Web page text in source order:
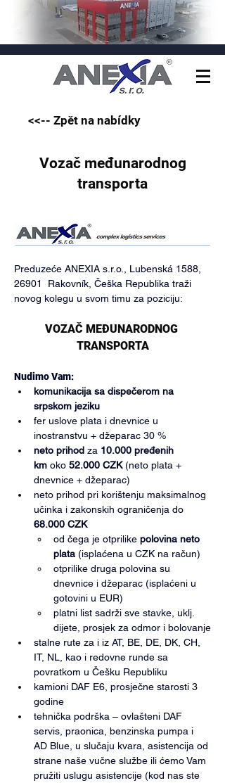
<<-- Zpět na nabídky
Vozač međunarodnog
transporta
Preduzeće ANEXIA s.r.o., Lubenská 1588,
26901  Rakovník, Češka Republika traži
novog kolegu u svom timu za poziciju:
VOZAČ MEĐUNARODNOG
TRANSPORTA
Nudimo Vam:
komunikacija sa dispečerom na
srpskom jeziku
fer uslove plata i dnevnice u
inostranstvu + džeparac 30 %
neto prihod za 10.000 pređenih
km oko 52.000 CZK (neto plata +
dnevnice + džeparac)
neto prihod pri korištenju maksimalnog
učinka i zakonskih ograničenja do
68.000 CZK
od čega je otprilike polovina neto
plata (isplaćena u CZK na račun)
otprilike druga polovina su
dnevnice i džeparac (isplaćeni u
gotovini u EUR)
platni list sadrži sve stavke, uklj.
dijete, prosjek za odmor i bolovanje
stalne rute za i iz AT, BE, DE, DK, CH,
IT, NL, kao i redovne runde sa
povratkom u Češku Republiku
kamioni DAF E6, prosječne starosti 3
godine
tehnička podrška – ovlašteni DAF
servis, praonica, benzinska pumpa i
AD Blue, u slučaju kvara, asistencija od
strane naše vučne službe ili ćemo Vam
pružiti uslugu asistencije (kod nas ste